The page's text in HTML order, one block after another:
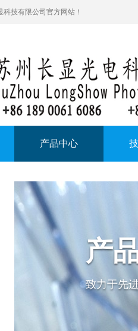
技有限公司官方网站！
产品中心
产
致力于先